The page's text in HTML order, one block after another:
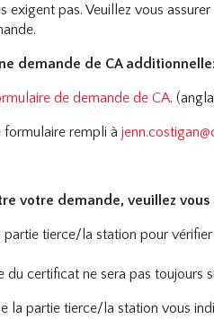
exigent pas. Veuillez vous
demande de CA
de demande de CA.
formulaire rempli à
votre demande, veuillez vous
partie tierce/la station pour
du certificat ne sera pas
la partie tierce/la station vous